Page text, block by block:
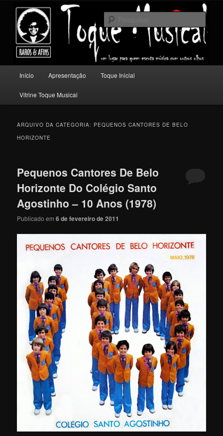
conteúdo
principal
conteúdo
secundário
Toque Musical
Um lugar para quem escuta música com outros olhos.
principal
Início Apresentação Toque Inicial
Vitrine Toque Musical
ARQUIVO DA CATEGORIA: PEQUENOS CANTORES DE BELO
HORIZONTE
Pequenos Cantores De Belo
Horizonte Do Colégio Santo
Agostinho – 10 Anos (1978)
Publicado em6 de fevereiro de 2011